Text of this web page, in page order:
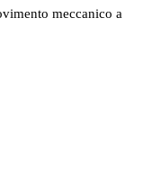
meccanico a